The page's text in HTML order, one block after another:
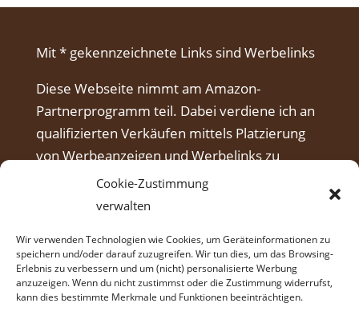
Cookie-Zustimmung
verwalten
Wir verwenden Technologien wie Cookies, um Geräteinformationen zu
speichern und/oder darauf zuzugreifen. Wir tun dies, um das Browsing-
Erlebnis zu verbessern und um (nicht) personalisierte Werbung
anzuzeigen. Wenn du nicht zustimmst oder die Zustimmung widerrufst,
kann dies bestimmte Merkmale und Funktionen beeinträchtigen.
Mit * gekennzeichnete Links sind Werbelinks
Diese Webseite nimmt am Amazon-
Partnerprogramm teil. Dabei verdiene ich an
qualifizierten Verkäufen mittels Platzierung
von Werbeanzeigen und Werbelinks zu